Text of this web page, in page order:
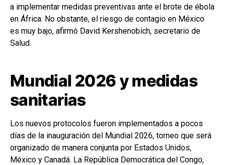
a implementar medidas preventivas ante el brote de ébola
en África. No obstante, el riesgo de contagio en México
es muy bajo, afirmó David Kershenobich, secretario de
Salud.
Mundial 2026 y medidas
sanitarias
Los nuevos protocolos fueron implementados a pocos
días de la inauguración del Mundial 2026, torneo que será
organizado de manera conjunta por Estados Unidos,
México y Canadá. La República Democrática del Congo,